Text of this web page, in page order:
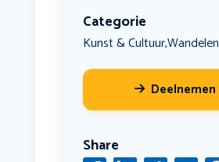
Categorie
Kunst & Cultuur,Wandelen
Deelnemen
Share